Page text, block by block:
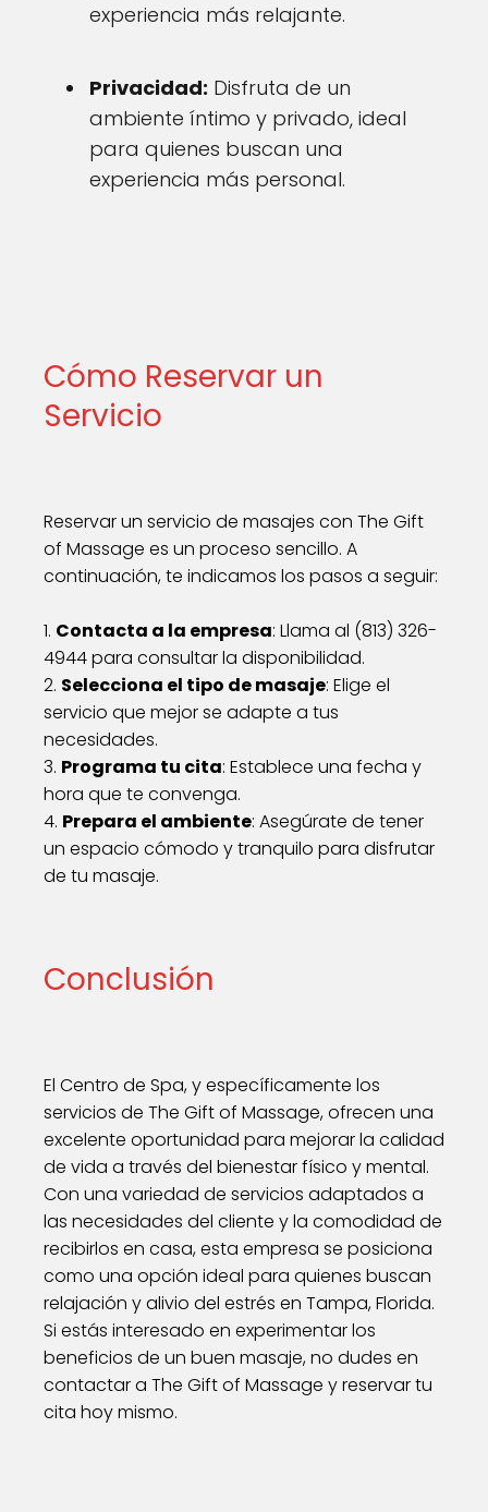
experiencia más relajante.
Privacidad: Disfruta de un
ambiente íntimo y privado, ideal
para quienes buscan una
experiencia más personal.
Cómo Reservar un
Servicio
Reservar un servicio de masajes con The Gift
of Massage es un proceso sencillo. A
continuación, te indicamos los pasos a seguir:
1. Contacta a la empresa: Llama al (813) 326-
4944 para consultar la disponibilidad.
2. Selecciona el tipo de masaje: Elige el
servicio que mejor se adapte a tus
necesidades.
3. Programa tu cita: Establece una fecha y
hora que te convenga.
4. Prepara el ambiente: Asegúrate de tener
un espacio cómodo y tranquilo para disfrutar
de tu masaje.
Conclusión
El Centro de Spa, y específicamente los
servicios de The Gift of Massage, ofrecen una
excelente oportunidad para mejorar la calidad
de vida a través del bienestar físico y mental.
Con una variedad de servicios adaptados a
las necesidades del cliente y la comodidad de
recibirlos en casa, esta empresa se posiciona
como una opción ideal para quienes buscan
relajación y alivio del estrés en Tampa, Florida.
Si estás interesado en experimentar los
beneficios de un buen masaje, no dudes en
contactar a The Gift of Massage y reservar tu
cita hoy mismo.